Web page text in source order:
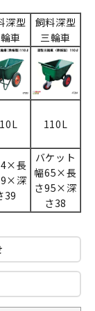
深型
車
飼料深型
三輪車
110L
長
深
39
バケット
幅65×長
さ95×深
さ38